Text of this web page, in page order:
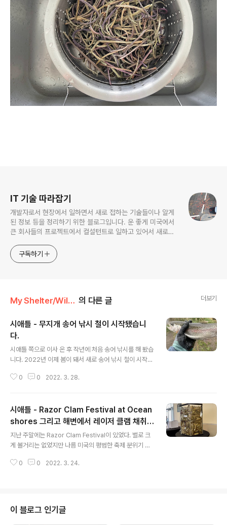
IT 기술 따라잡기
개발자로서 현장에서 일하면서 새로 접하는 기술들이나 알게
된 정보 등을 정리하기 위한 블로그입니다. 운 좋게 미국에서
큰 회사들의 프로젝트에서 컬설턴트로 일하고 있어서 새로운
사용되는 툴들에 대해 많은 분들과 정보를 공유하고 싶습니다.
구독하기
My Shelter/Wild Forager 의 다른 글 더보기
시애틀 - 무지개 송어 낚시 철이 시작됐습니
다.
시애틀 쪽으로 이사 온 후 작년에 처음 송어 낚시를 해 봤습
니다. 2022년 이제 봄이 돼서 새로 송어 낚시 철이 시작됐
았습니다. 힘도 좋고 점프도 몇번 해 줘서 손 맛을 제대로
0 0 2022. 3. 28.
시애틀 - Razor Clam Festival at Ocean
shores 그리고 해변에서 레이저 클램 채취하
기
지난 주말에는 Razor Clam Festival이 있었다. 별로 크
게 볼거리는 없었지만 나름 미국의 평범한 축제 분위기 정
리스 해변으로 고고….. 파도가 해변 깊숙이 까지 몰려 와서
0 0 2022. 3. 24.
이 블로그 인기글